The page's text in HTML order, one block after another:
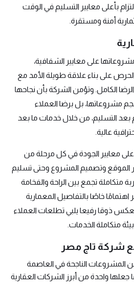
بأعلى معايير التسليم في الوقت
أمنة ومستقرة.
على معايير الشفافية،
الحرص على بناء علاقة طويلة الأمد مع
الكامل. وتؤمن الشركة بأن نجاحها
مشروعاتها، بل برضا العملاء
بعد التسليم، من خلال خدمات ما بعد
عالية.
معايير الجودة في كل مرحلة من
الموقع وتصميم المشروع وحتى تسليم
متكاملة تجمع بين الراحة والفخامة
خاصًا بالتفاصيل المعمارية
يعكس ذوقا رفيعا يلبي تطلعات العملاء
متكاملة الخدمات.
شركة تاج مصر
المشروعات الناجحة في العاصمة
ما جعلها واحدة من أبرز الشركات العقارية